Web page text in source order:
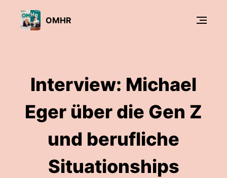
OMHR
Interview: Michael
Eger über die Gen Z
und berufliche
Situationships